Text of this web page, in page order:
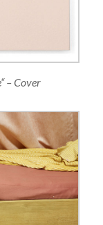
– Cover